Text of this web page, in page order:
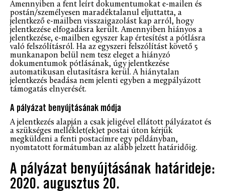
Amennyiben a fent leírt dokumentumokat e-mailen és
postán/személyesen maradéktalanul eljuttatta, a
jelentkező e-mailben visszaigazolást kap arról, hogy
jelentkezése elfogadásra került. Amennyiben hiányos a
jelentkezése, e-mailben egyszer kap értesítést a pótlásra
való felszólításról. Ha az egyszeri felszólítást követő 5
munkanapon belül nem tesz eleget a hiányzó
dokumentumok pótlásának, úgy jelentkezése
automatikusan elutasításra kerül. A hiánytalan
jelentkezés beadása nem jelenti egyben a megpályázott
támogatás elnyerését.
A pályázat benyújtásának módja
A jelentkezés alapján a csak jeligével ellátott pályázatot és
a szükséges melléklet(ek)et postai úton kérjük
megküldeni a fenti postacímre egy példányban,
nyomtatott formátumban az alább jelzett határidőig.
A pályázat benyújtásának határideje:
2020. augusztus 20.